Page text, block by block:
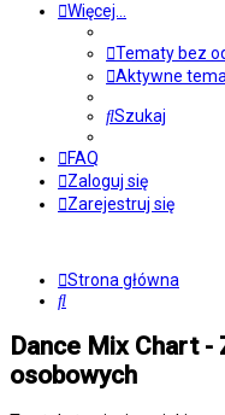
Więcej…
Tematy bez
Aktywne
Szukaj
FAQ
Zaloguj się
Zarejestruj się
Strona główna
Szukaj
Dance Mix Chart -
osobowych